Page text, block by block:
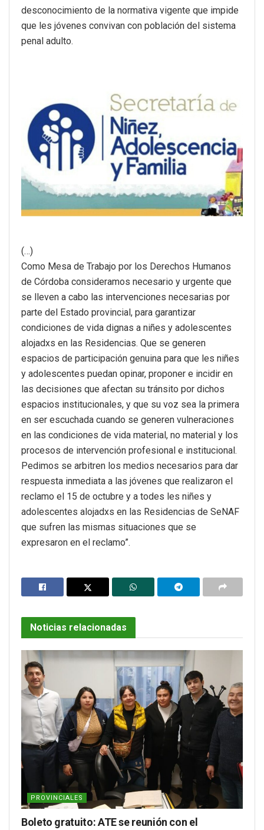
desconocimiento de la normativa vigente que impide
que les jóvenes convivan con población del sistema
penal adulto.
(…)
Como Mesa de Trabajo por los Derechos Humanos
de Córdoba consideramos necesario y urgente que
se lleven a cabo las intervenciones necesarias por
parte del Estado provincial, para garantizar
condiciones de vida dignas a niñes y adolescentes
alojadxs en las Residencias. Que se generen
espacios de participación genuina para que les niñes
y adolescentes puedan opinar, proponer e incidir en
las decisiones que afectan su tránsito por dichos
espacios institucionales, y que su voz sea la primera
en ser escuchada cuando se generen vulneraciones
en las condiciones de vida material, no material y los
procesos de intervención profesional e institucional.
Pedimos se arbitren los medios necesarios para dar
respuesta inmediata a las jóvenes que realizaron el
reclamo el 15 de octubre y a todes les niñes y
adolescentes alojadxs en las Residencias de SeNAF
que sufren las mismas situaciones que se
expresaron en el reclamo”.
Noticias relacionadas
PROVINCIALES
Boleto gratuito: ATE se reunión con el